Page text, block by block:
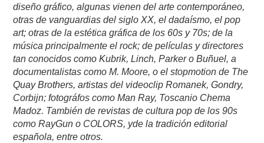
diseño gráfico, algunas vienen del arte contemporáneo,
otras de vanguardias del siglo XX, el dadaísmo, el pop
art; otras de la estética gráfica de los 60s y 70s; de la
música principalmente el rock; de películas y directores
tan conocidos como Kubrik, Linch, Parker o Buñuel, a
documentalistas como M. Moore, o el stopmotion de The
Quay Brothers, artistas del videoclip Romanek, Gondry,
Corbijn; fotográfos como Man Ray, Toscanio Chema
Madoz. También de revistas de cultura pop de los 90s
como RayGun o COLORS, yde la tradición editorial
española, entre otros.